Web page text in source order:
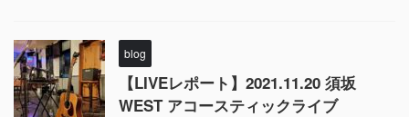
blog
【LIVEレポート】2021.11.20 須坂
WEST アコースティックライブ